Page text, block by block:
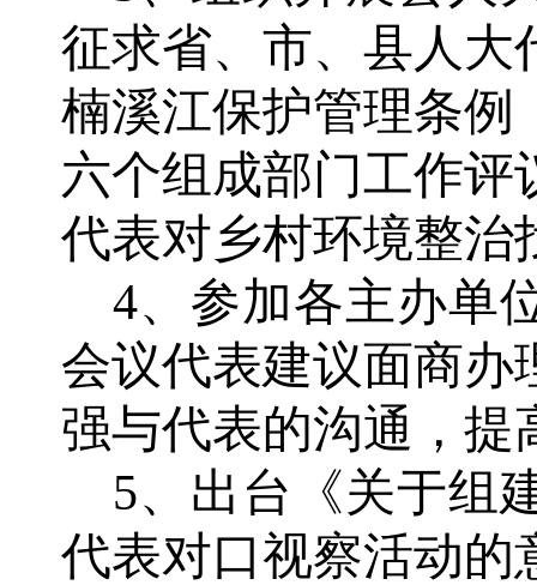
征求省、市、县人大
楠溪江保护管理条例
六个组成部门工作评
代表对乡村环境整治
4、参加各主办单
会议代表建议面商办
强与代表的沟通，提
5、出台《关于组
代表对口视察活动的